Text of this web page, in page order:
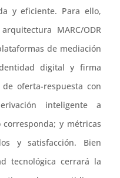
y eficiente. Para ello,
MARC/ODR
de mediación
digital y firma
oferta-respuesta con
inteligente a
y métricas
y satisfacción. Bien
tecnológica cerrará la